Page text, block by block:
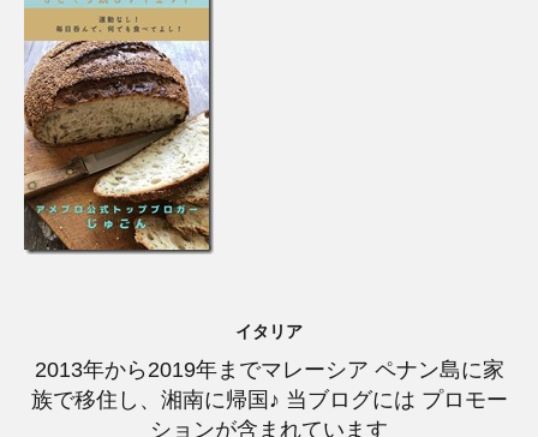
イタリア
2013年から2019年までマレーシア ペナン島に家
族で移住し、湘南に帰国♪ 当ブログには プロモー
ションが含まれています